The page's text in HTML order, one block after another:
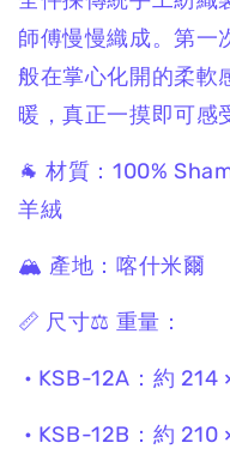
師傅慢慢織成。第一
般在掌心化開的柔軟
暖，真正一摸即可感
🐐 材質：100%
羊絨
🏔 產地： 喀什米爾
📏 尺寸⚖️ 重量 ：
• KSB-12A：約
• KSB-12B：約 210